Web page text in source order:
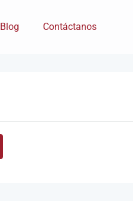
Blog Contáctanos